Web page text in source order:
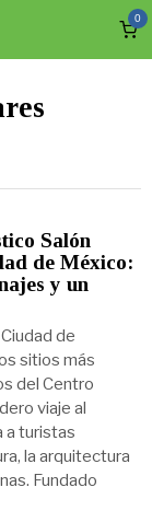
0
Salón
de México:
y un
de
sitios más
del Centro
viaje al
a turistas
la arquitectura
Fundado